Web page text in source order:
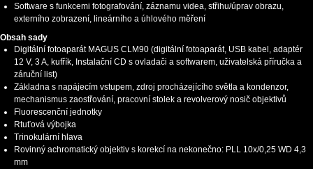
Software s funkcemi fotografování, záznamu videa, střihu/úprav obrazu,
externího zobrazení, lineárního a úhlového měření
Obsah sady
Digitální fotoaparát MAGUS CLM90 (digitální fotoaparát, USB kabel, adaptér
12 V, 3 A, kufřík, Instalační CD s ovladači a softwarem, uživatelská příručka a
záruční list)
Základna s napájecím vstupem, zdroj procházejícího světla a kondenzor,
mechanismus zaostřování, pracovní stolek a revolverový nosič objektivů
Fluorescenční jednotky
Rtuťová výbojka
Trinokulární hlava
Rovinný achromatický objektiv s korekcí na nekonečno: PLL 10x/0,25 WD 4,3
mm